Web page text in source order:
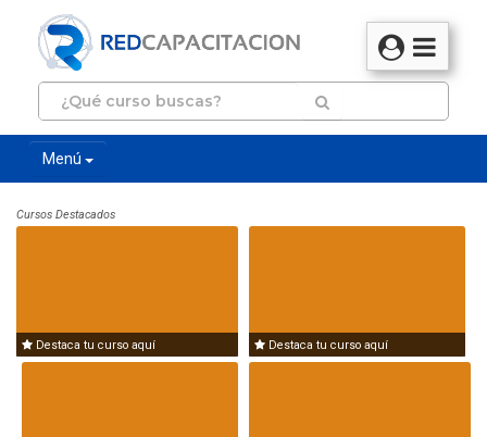
Menú
Cursos Destacados
Destaca tu curso aquí Destaca tu curso aquí